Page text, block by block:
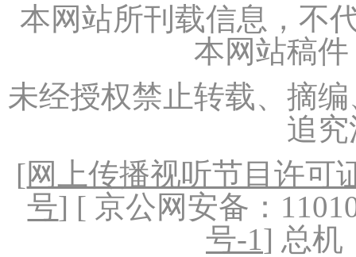
本网站所刊载信息，不
本网站稿
未经授权禁止转载、摘
追
[网上传播视听节目许可
号] [ 京公网安备：
号-1] 总机